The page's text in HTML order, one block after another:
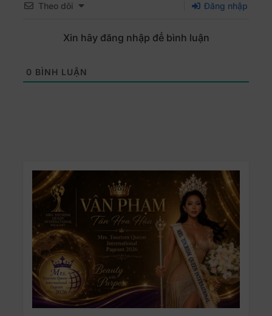
Theo dõi Đăng nhập
Xin hãy đăng nhập để bình luận
0 BÌNH LUẬN